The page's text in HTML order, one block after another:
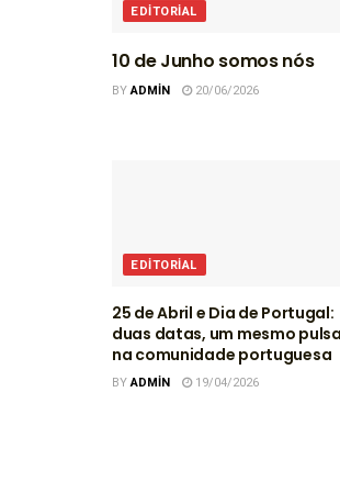
EDITORIAL
10 de Junho somos nós
BYADMIN 20/06/2026
EDITORIAL
25 de Abril e Dia de Portugal:
duas datas, um mesmo
na comunidade portuguesa
BYADMIN 19/04/2026